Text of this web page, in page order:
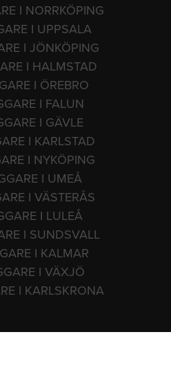
I NORRKÖPING
I UPPSALA
I JÖNKÖPING
I HALMSTAD
I ÖREBRO
I FALUN
I GÄVLE
I KARLSTAD
I NYKÖPING
I UMEÅ
I VÄSTERÅS
I LULEÅ
I SUNDSVALL
I KALMAR
I VÄXJÖ
I KARLSKRONA